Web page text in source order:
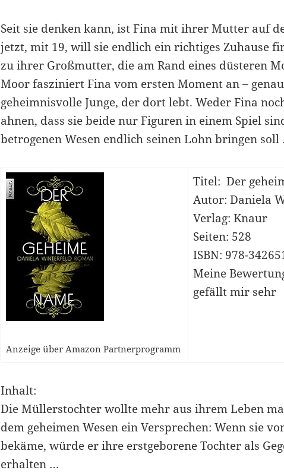
Seit sie denken kann, ist Fina mit ihrer Mutter auf
jetzt, mit 19, will sie endlich ein richtiges Zuhause
zu ihrer Großmutter, die am Rand eines düsteren
Moor fasziniert Fina vom ersten Moment an –
geheimnisvolle Junge, der dort lebt. Weder Fina
ahnen, dass sie beide nur Figuren in einem Spiel
betrogenen Wesen endlich seinen Lohn bringen soll
Anzeige über Amazon Partnerprogramm
Titel: Der
Autor: Daniela
Verlag: Knaur
Seiten: 528
ISBN: 978-
Meine
gefällt mir sehr
Inhalt:
Die Müllerstochter wollte mehr aus ihrem Leben
dem geheimen Wesen ein Versprechen: Wenn sie
bekäme, würde er ihre erstgeborene Tochter als
erhalten …